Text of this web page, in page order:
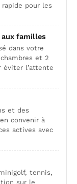
pour les
aux familles
dans votre
et 2
éviter l’attente
et des
convenir à
actives avec
tennis,
sur le